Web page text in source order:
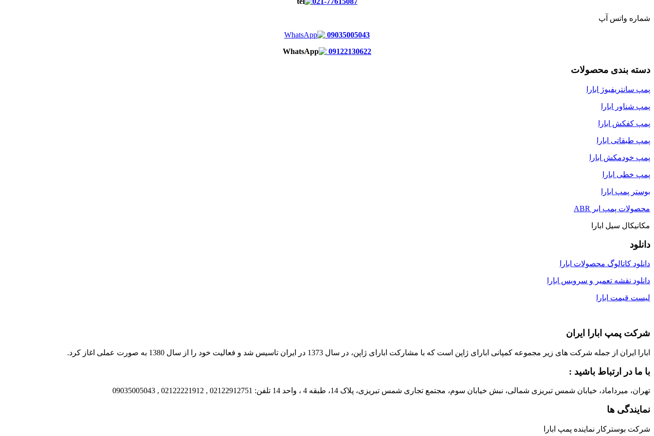
شماره واتس آپ
09035005043
09122130622
دسته بندی محصولات
پمپ سانتریفیوژ ابارا
پمپ شناور ابارا
پمپ کفکش ابارا
پمپ طبقاتی ابارا
پمپ خودمکش ابارا
پمپ خطی ابارا
بوستر پمپ ابارا
محصولات پمپ ابر ABR
مکانیکال سیل ابارا
دانلود
دانلود کاتالوگ محصولات ابارا
دانلود نقشه تعمیر و سرویس ابارا
لیست قیمت ابارا
شرکت پمپ ابارا ایران
ابارا ایران از جمله شرکت های زیر مجموعه کمپانی ابارای ژاپن است که با مشارکت ابارای ژاپن، در سال 1373 در ایران تاسیس شد و فعالیت خود را از سال 1380 به صورت عملی اغاز کرد.
با ما در ارتباط باشید :
تهران، میرداماد، خیابان شمس تبریزی شمالی، نبش خیابان سوم، مجتمع تجاری شمس تبریزی، پلاک 14، طبقه 4 ، واحد 14 تلفن: 02122912751 , 02122221912 , 09035005043
نمایندگی ها
شرکت بوسترکار نماینده پمپ ابارا